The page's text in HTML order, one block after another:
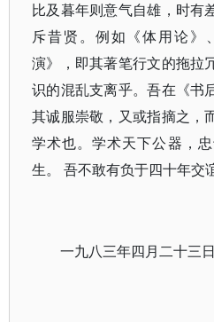
比及暮年则意气自雄，时有
斥昔贤。例如《体用论》
演》，即其著笔行文的拖拉
识的混乱支离乎。吾在《书
其诚服崇敬，又或指摘之，
学术也。学术天下公器，
生。 吾不敢有负于四十年交
一九八三年四月二十三